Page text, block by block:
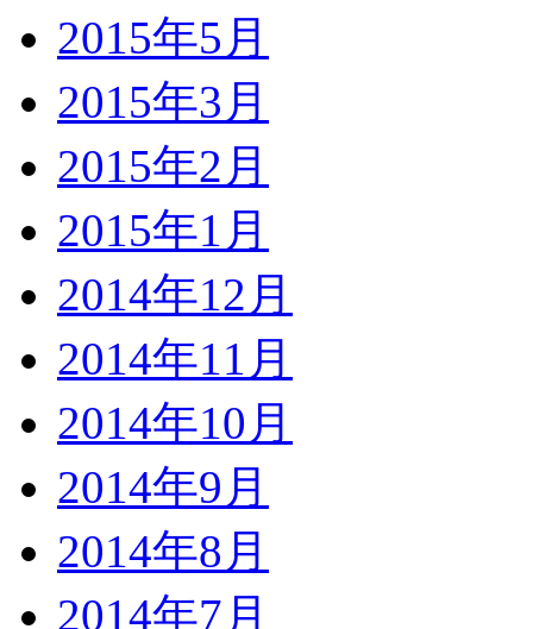
2015年5月
2015年3月
2015年2月
2015年1月
2014年12月
2014年11月
2014年10月
2014年9月
2014年8月
2014年7月